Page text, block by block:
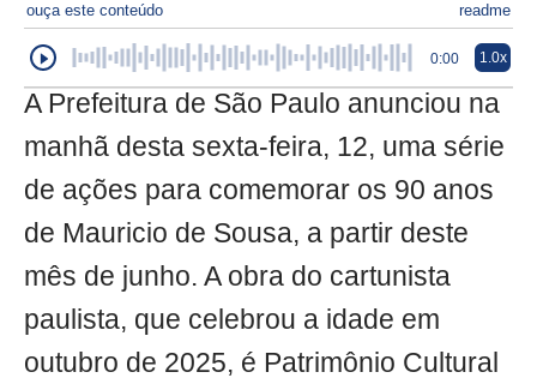
ouça este conteúdo readme
0:00 1.0x
A Prefeitura de São Paulo anunciou na
manhã desta sexta-feira, 12, uma série
de ações para comemorar os 90 anos
de Mauricio de Sousa, a partir deste
mês de junho. A obra do cartunista
paulista, que celebrou a idade em
outubro de 2025, é Patrimônio Cultural